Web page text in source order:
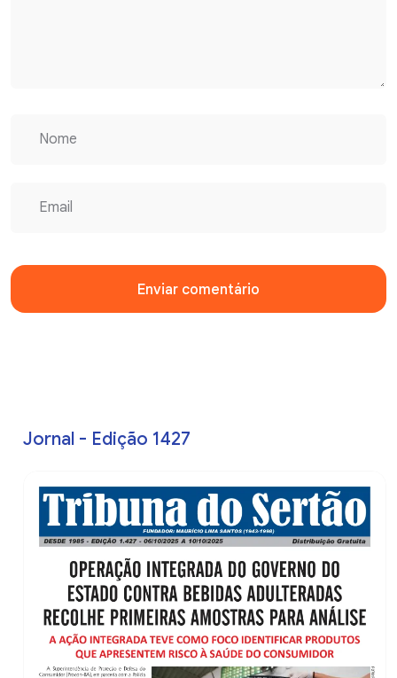
Enviar comentário
Jornal - Edição 1427